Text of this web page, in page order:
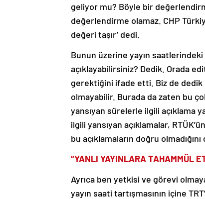
geliyor mu? Böyle bir
değerlendirme olamaz. CHP
değeri taşır’ dedi.
Bunun üzerine yayın saatlerindeki
açıklayabilirsiniz? Dedik. Orada
gerektiğini ifade etti. Biz de dedik
olmayabilir. Burada da zaten bu
yansıyan sürelerle ilgili açıklama
ilgili yansıyan açıklamalar,
bu açıklamaların doğru
“YANLI YAYINLARA TAHAMMÜL
Ayrıca ben yetkisi ve görevi
yayın saati tartışmasının içine